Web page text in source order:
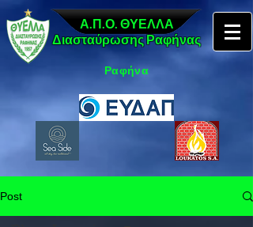
Α.Π.Ο. ΘΥΕΛΛΑ
Διασταύρωσης Ραφήνας
Ραφήνα
Post